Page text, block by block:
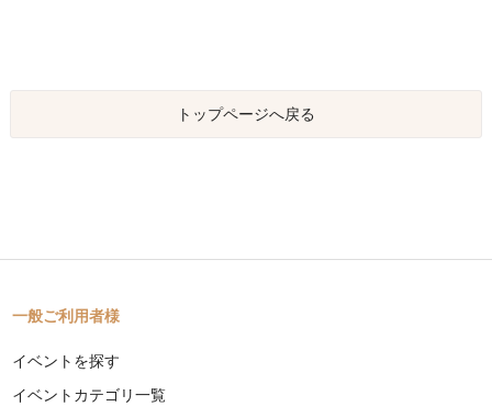
トップページへ戻る
一般ご利用者様
イベントを探す
イベントカテゴリ一覧